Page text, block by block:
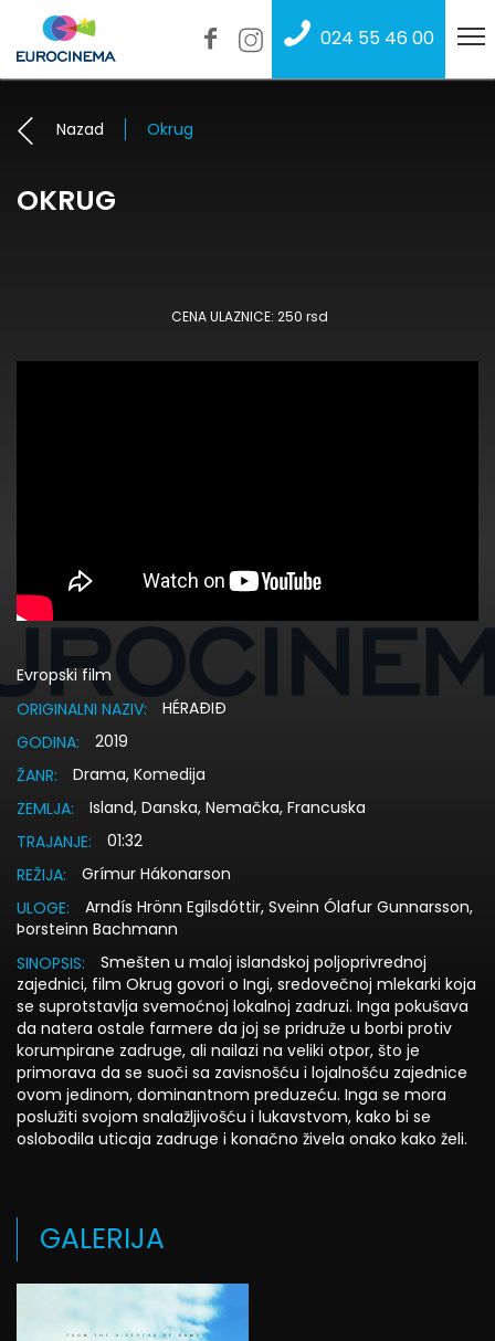
024 55 46 00
Nazad Okrug
OKRUG
CENA ULAZNICE: 250 rsd
Evropski film
ORIGINALNI NAZIV:
HÉRAÐIÐ
GODINA:
2019
ŽANR:
Drama, Komedija
ZEMLJA:
Island, Danska, Nemačka, Francuska
TRAJANJE:
01:32
REŽIJA:
Grímur Hákonarson
ULOGE:
Arndís Hrönn Egilsdóttir, Sveinn Ólafur Gunnarsson,
Þorsteinn Bachmann
SINOPSIS:
Smešten u maloj islandskoj poljoprivrednoj
zajednici, film Okrug govori o Ingi, sredovečnoj mlekarki koja
se suprotstavlja svemoćnoj lokalnoj zadruzi. Inga pokušava
da natera ostale farmere da joj se pridruže u borbi protiv
korumpirane zadruge, ali nailazi na veliki otpor, što je
primorava da se suoči sa zavisnošću i lojalnošću zajednice
ovom jedinom, dominantnom preduzeću. Inga se mora
poslužiti svojom snalažljivošću i lukavstvom, kako bi se
oslobodila uticaja zadruge i konačno živela onako kako želi.
GALERIJA